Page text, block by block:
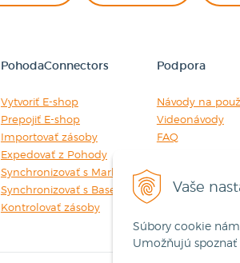
Vaše
Súbory cookie
Umožňujú spoznať
PohodaConnectors
Vytvoriť E-shop
Prepojiť E-shop
Importovať zásoby
Expedovať z Pohody
Synchronizovať s Marketplace
Synchronizovať s Baselinker
Kontrolovať zásoby
Podpora
Návody na
Videonávody
FAQ
TeamViewer
Portfólio riešení